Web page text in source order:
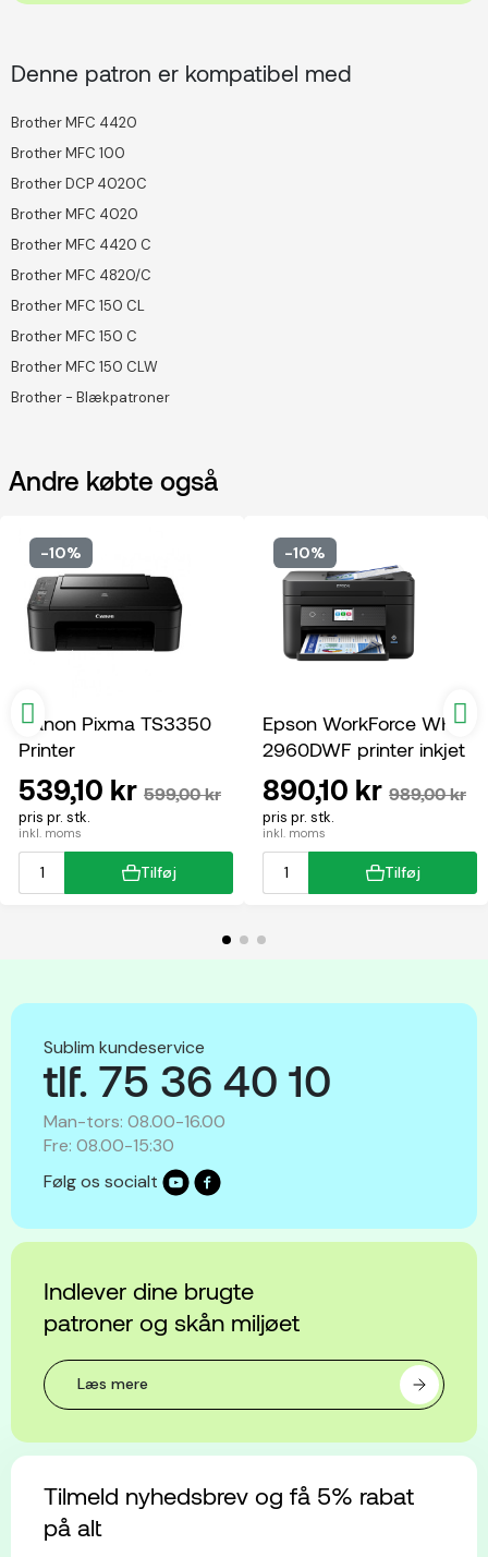
Denne patron er kompatibel med
Brother MFC 4420
Brother MFC 100
Brother DCP 4020C
Brother MFC 4020
Brother MFC 4420 C
Brother MFC 4820/C
Brother MFC 150 CL
Brother MFC 150 C
Brother MFC 150 CLW
Brother - Blækpatroner
Andre købte også
-10%
Canon Pixma TS3350
Printer
pris pr. stk.
inkl. moms
539,10 kr 599,00 kr
Tilføj
-10%
Epson WorkForce WF-
2960DWF printer inkjet
multifunktion
pris pr. stk.
inkl. moms
890,10 kr 989,00 kr
Tilføj
Sublim kundeservice
tlf. 75 36 40 10
Man-tors: 08.00-16.00
Fre: 08.00-15:30
Følg os socialt
Indlever dine brugte
patroner og skån miljøet
Læs mere
Tilmeld nyhedsbrev og få 5% rabat
på alt